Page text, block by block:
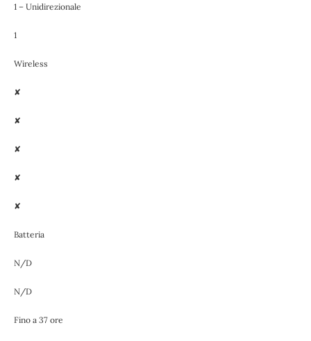
1 – Unidirezionale
1
Wireless
✘
✘
✘
✘
✘
Batteria
N/D
N/D
Fino a 37 ore